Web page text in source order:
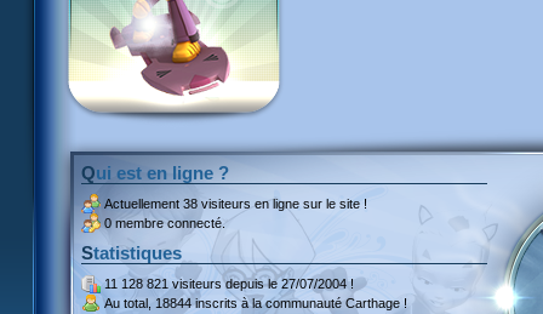
Qui est en ligne ?
Actuellement 38 visiteurs en ligne sur le site !
0 membre connecté.
Statistiques
11 128 821 visiteursdepuis le 27/07/2004 !
Au total, 18844 inscritsà la communauté Carthage !